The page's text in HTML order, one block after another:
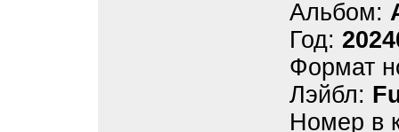
Альбом:
Год:
Формат
Лэйбл:
Номер в